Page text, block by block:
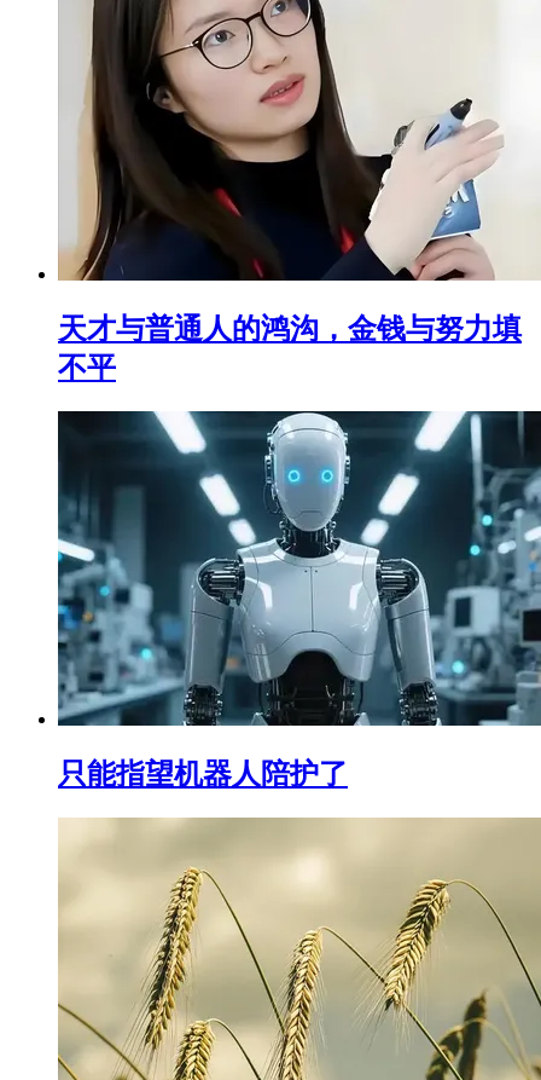
天才与普通人的鸿沟，金钱与努力填
不平
只能指望机器人陪护了